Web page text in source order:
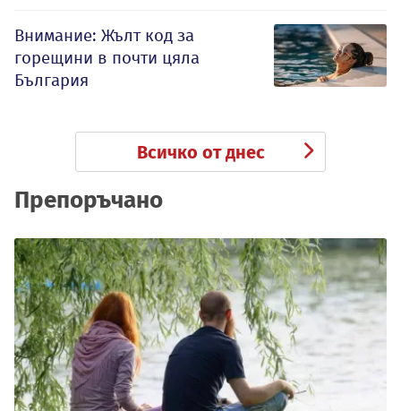
Внимание: Жълт код за
горещини в почти цяла
България
Всичко от днес
Препоръчано